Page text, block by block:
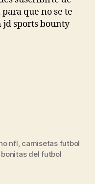
que no se te
jd sports bounty
nfl, camisetas futbol
del futbol